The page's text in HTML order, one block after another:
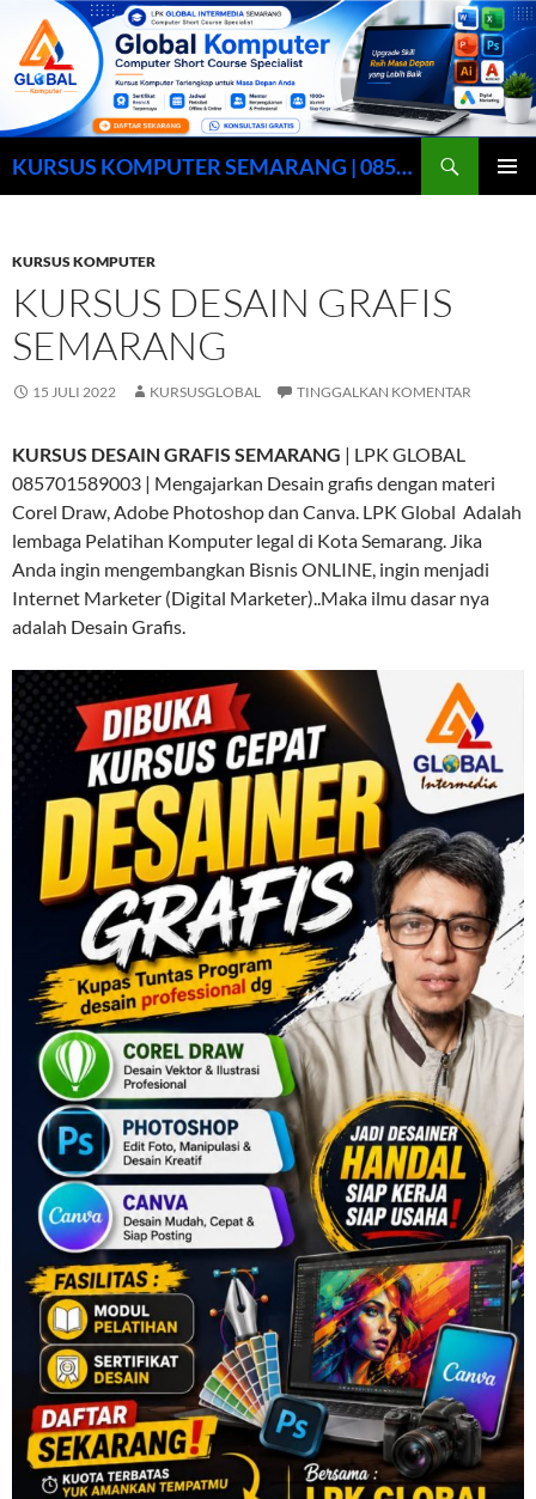
KURSUS KOMPUTER SEMARANG | 0857-0158-9003
KURSUS KOMPUTER
KURSUS DESAIN GRAFIS
SEMARANG
15 JULI 2022 KURSUSGLOBAL TINGGALKAN KOMENTAR
KURSUS DESAIN GRAFIS SEMARANG | LPK GLOBAL
085701589003 | Mengajarkan Desain grafis dengan materi
Corel Draw, Adobe Photoshop dan Canva. LPK Global Adalah
lembaga Pelatihan Komputer legal di Kota Semarang. Jika
Anda ingin mengembangkan Bisnis ONLINE, ingin menjadi
Internet Marketer (Digital Marketer)..Maka ilmu dasar nya
adalah Desain Grafis.